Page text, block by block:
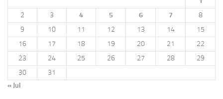
2
3 4 5 6 7
8
9
10 11 12 13 14
15
16
17 18 19 20 21
22
23
24 25 26 27 28
29
30
31
« Jul